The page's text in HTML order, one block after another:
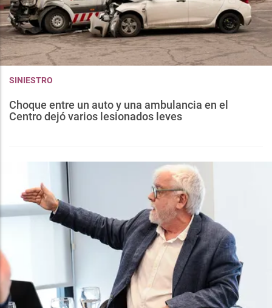
SINIESTRO
Choque entre un auto y una ambulancia en el
Centro dejó varios lesionados leves